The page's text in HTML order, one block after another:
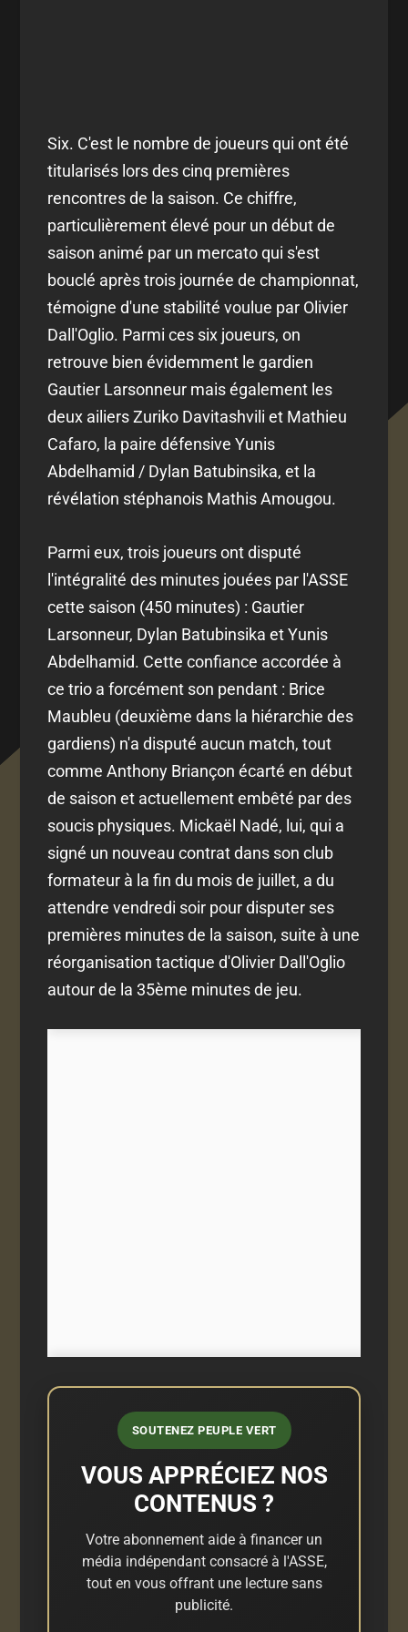
Six. C'est le nombre de joueurs qui ont été
titularisés lors des cinq premières
rencontres de la saison. Ce chiffre,
particulièrement élevé pour un début de
saison animé par un mercato qui s'est
bouclé après trois journée de championnat,
témoigne d'une stabilité voulue par Olivier
Dall'Oglio. Parmi ces six joueurs, on
retrouve bien évidemment le gardien
Gautier Larsonneur mais également les
deux ailiers Zuriko Davitashvili et Mathieu
Cafaro, la paire défensive Yunis
Abdelhamid / Dylan Batubinsika, et la
révélation stéphanois Mathis Amougou.
Parmi eux, trois joueurs ont disputé
l'intégralité des minutes jouées par l'ASSE
cette saison (450 minutes) : Gautier
Larsonneur, Dylan Batubinsika et Yunis
Abdelhamid. Cette confiance accordée à
ce trio a forcément son pendant : Brice
Maubleu (deuxième dans la hiérarchie des
gardiens) n'a disputé aucun match, tout
comme Anthony Briançon écarté en début
de saison et actuellement embêté par des
soucis physiques. Mickaël Nadé, lui, qui a
signé un nouveau contrat dans son club
formateur à la fin du mois de juillet, a du
attendre vendredi soir pour disputer ses
premières minutes de la saison, suite à une
réorganisation tactique d'Olivier Dall'Oglio
autour de la 35ème minutes de jeu.
SOUTENEZ PEUPLE VERT
VOUS APPRÉCIEZ NOS
CONTENUS ?
Votre abonnement aide à financer un
média indépendant consacré à l'ASSE,
tout en vous offrant une lecture sans
publicité.